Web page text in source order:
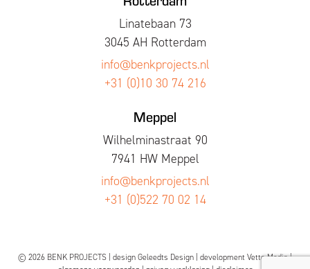
Linatebaan 73
3045 AH Rotterdam
info@benkprojects.nl
+31 (0)10 30 74 216
Meppel
Wilhelminastraat 90
7941 HW Meppel
info@benkprojects.nl
+31 (0)522 70 02 14
© 2026 BENK PROJECTS | designGeleedts Design | developmentVette Media|